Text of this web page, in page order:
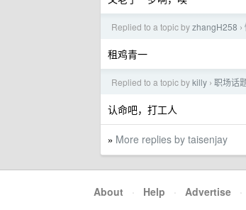
Replied to a topic byzhangH258 ›
租鸡青一
Replied to a topic bykilly › 职场话
认命吧，打工人
» More replies by taisenjay
About · Help · Advertise ·